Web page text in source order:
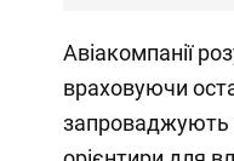
Авіакомпанії
враховуючи
запроваджують